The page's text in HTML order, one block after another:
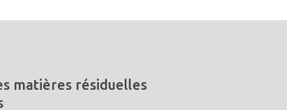
matières résiduelles